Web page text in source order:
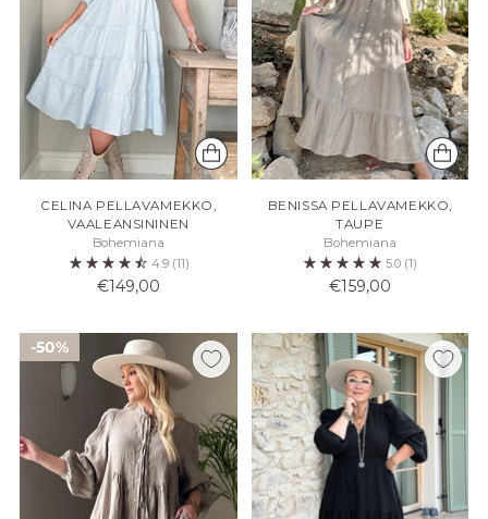
CELINA PELLAVAMEKKO,
VAALEANSININEN
Bohemiana
4.9 (11)
€149,00
BENISSA PELLAVAMEKKO,
TAUPE
Bohemiana
5.0 (1)
€159,00
50%